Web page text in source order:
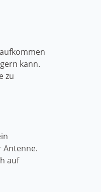
kann.
zu
Antenne.
auf